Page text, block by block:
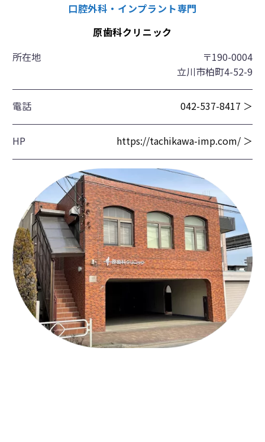
口腔外科・インプラント専門
原歯科クリニック
所在地
〒190-0004
立川市柏町4-52-9
電話 042-537-8417 ＞
HP https://tachikawa-imp.com/ ＞